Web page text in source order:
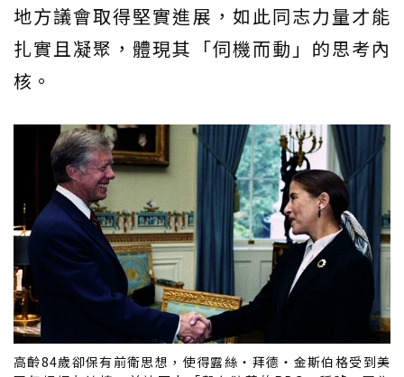
地方議會取得堅實進展，如此同志力量才能
扎實且凝聚，體現其「伺機而動」的思考內
核。
高齡84歲卻保有前衛思想，使得露絲・拜德・金斯伯格受到美